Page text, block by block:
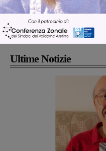
Epidurale, Chiassai respinge le
critiche delle opposizioni: “Rispettato
il mandato del Consiglio”. Dito
puntato sulla Regione
Ultime Notizie